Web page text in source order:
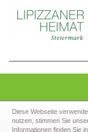
Diese Webseite
nutzen, stimmen Sie
Informationen finden Sie
Tel.: +43